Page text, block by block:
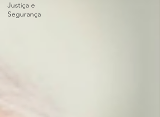
Justiça e
Segurança